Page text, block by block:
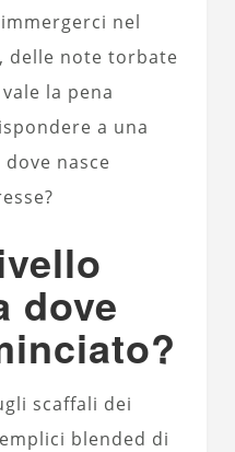
nel
delle note torbate
la pena
a una
nasce
dove
scaffali dei
blended di